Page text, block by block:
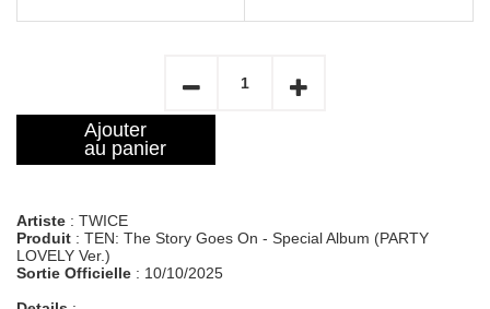
Ajouter
au panier
Artiste : TWICE
Produit : TEN: The Story Goes On - Special Album (PARTY
LOVELY Ver.)
Sortie Officielle : 10/10/2025